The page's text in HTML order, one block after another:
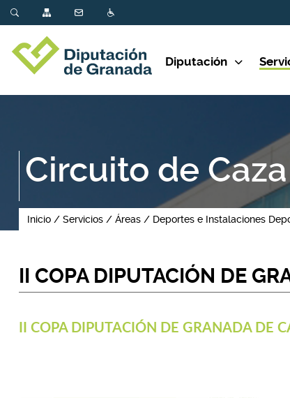
Diputación
Circuito de Caza
Inicio Servicios Áreas Deportes e Instalaciones
II COPA DIPUTACIÓN DE
II COPA DIPUTACIÓN DE GRANADA DE